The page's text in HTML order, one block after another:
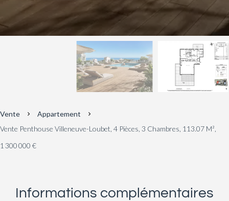
Vente
Appartement
Vente Penthouse Villeneuve-Loubet, 4 Pièces, 3 Chambres, 113.07 M²,
1 300 000 €
Informations complémentaires